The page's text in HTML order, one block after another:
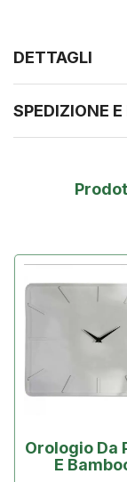
DETTAGLI
SPEDIZIONE E
Orologio Da
E